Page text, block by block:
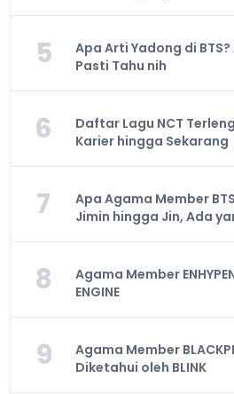
5
Apa Arti Yadong di BTS?
Pasti Tahu nih
6
Daftar Lagu NCT
Karier hingga Sekarang
7
Apa Agama Member
Jimin hingga Jin, Ada
8
Agama Member
ENGINE
9
Agama Member
Diketahui oleh BLINK